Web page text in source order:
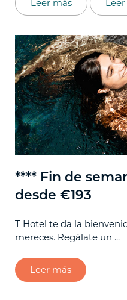
Leer más
**** Fin de
desde €193
T Hotel te da la
mereces. Regálate un ...
Leer más